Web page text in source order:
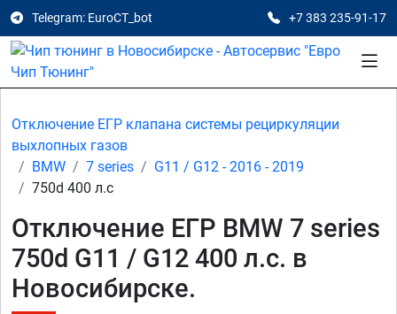
Telegram: EuroCT_bot +7 383 235-91-17
Отключение ЕГР клапана системы рециркуляции
выхлопных газов
BMW
7 series
G11 / G12 - 2016 - 2019
750d 400 л.с
Отключение ЕГР BMW 7 series
750d G11 / G12 400 л.с. в
Новосибирске.